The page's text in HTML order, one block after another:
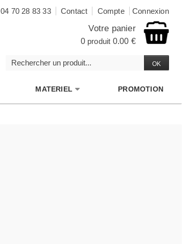
04 70 28 83 33 Contact Compte Connexion
Votre panier
0produit 0.00 €
MATERIEL PROMOTION